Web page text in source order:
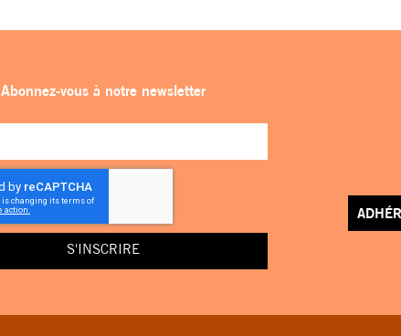
Abonnez-vous à notre newsletter
S'INSCRIRE